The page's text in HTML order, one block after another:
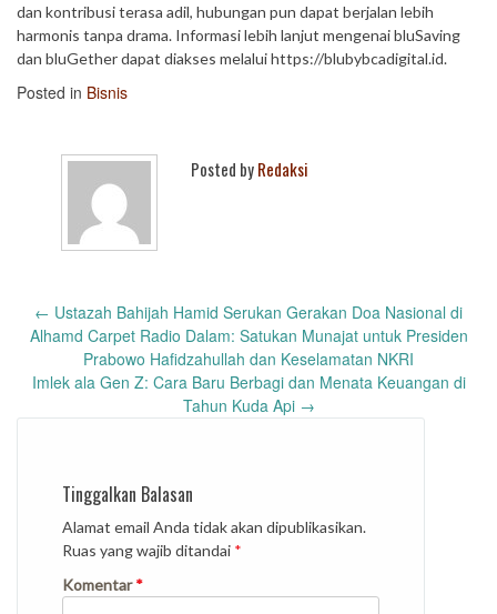
dan kontribusi terasa adil, hubungan pun dapat berjalan lebih
harmonis tanpa drama. Informasi lebih lanjut mengenai bluSaving
dan bluGether dapat diakses melalui https://blubybcadigital.id.
Posted in Bisnis
Posted byRedaksi
Post
navigation
← Ustazah Bahijah Hamid Serukan Gerakan Doa Nasional di
Alhamd Carpet Radio Dalam: Satukan Munajat untuk Presiden
Prabowo Hafidzahullah dan Keselamatan NKRI
Imlek ala Gen Z: Cara Baru Berbagi dan Menata Keuangan di
Tahun Kuda Api →
Tinggalkan Balasan
Alamat email Anda tidak akan dipublikasikan.
Ruas yang wajib ditandai *
Komentar*